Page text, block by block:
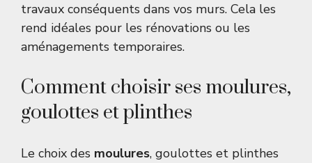
travaux conséquents dans vos murs. Cela les
rend idéales pour les rénovations ou les
aménagements temporaires.
Comment choisir ses moulures,
goulottes et plinthes
Le choix des moulures, goulottes et plinthes